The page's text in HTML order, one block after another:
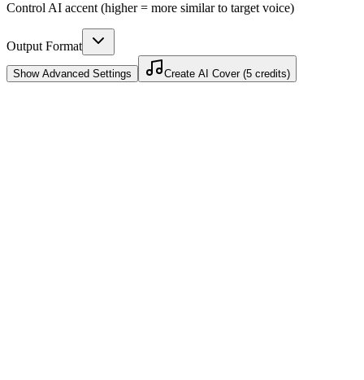
Control AI accent (higher = more similar to target voice)
Output Format
ShowAdvanced Settings Create AI Cover (5 credits)